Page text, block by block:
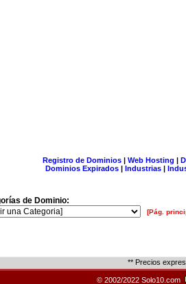
Registro de Dominios| Web Hosting |
Dominios Expirados | Industrias |
de Dominio:
[Pág.
** Precios
© 2002/2022 Solo10.com